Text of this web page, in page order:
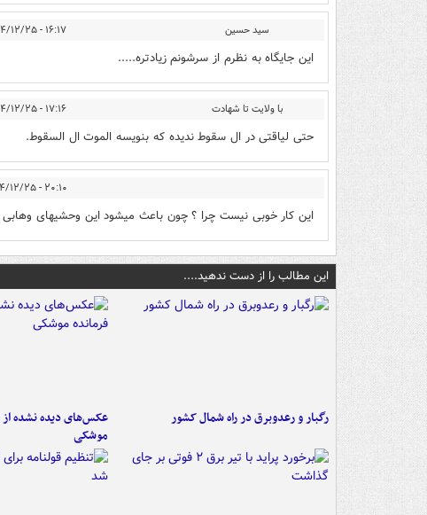
سید حسین ۱۶:۱۷ - ۱۳۹۴/۱۲/۲۵
این جایگاه به نظرم از سرشونم زیادتره.....
با ولایت تا شهادت ۱۷:۱۶ - ۱۳۹۴/۱۲/۲۵
حتی لیاقتی در ال سقوط ندیده که بنویسه الموت ال السقوط.
۲۰:۱۰ - ۱۳۹۴/۱۲/۲۵
این کار خوبی نیست چرا ؟ چون باعث میشود این وحشیهای
این مطالب را از دست ندهید....
رگبار و رعدوبرق در راه شمال کشور
عکس‌های دیده نشده از
موشکی